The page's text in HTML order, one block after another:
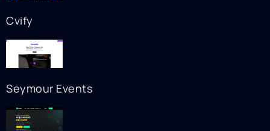
Cvify
Seymour Events